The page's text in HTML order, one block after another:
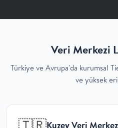
Veri Merkezi
Türkiye ve Avrupa'da kurumsal
ve yüksek
Kuzey Veri